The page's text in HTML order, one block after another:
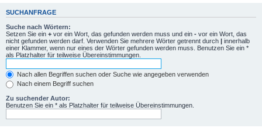
SUCHANFRAGE
Suche nach Wörtern:
Setzen Sie ein + vor ein Wort, das gefunden werden muss und ein - vor ein Wort, das
nicht gefunden werden darf. Verwenden Sie mehrere Wörter getrennt durch | innerhalb
einer Klammer, wenn nur eines der Wörter gefunden werden muss. Benutzen Sie ein *
als Platzhalter für teilweise Übereinstimmungen.
Nach allen Begriffen suchen oder Suche wie angegeben verwenden
Nach einem Begriff suchen
Zu suchender Autor:
Benutzen Sie ein * als Platzhalter für teilweise Übereinstimmungen.